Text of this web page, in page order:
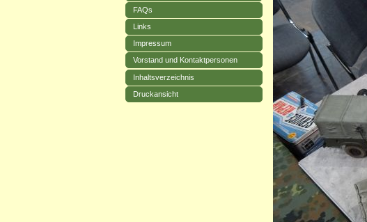
FAQs
Links
Impressum
Vorstand und Kontaktpersonen
Inhaltsverzeichnis
Druckansicht